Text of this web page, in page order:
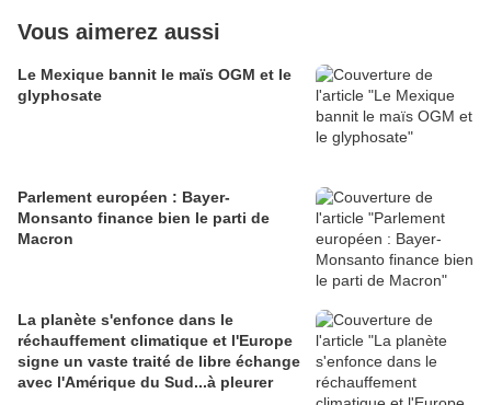
Vous aimerez aussi
Le Mexique bannit le maïs OGM et le
glyphosate
Parlement européen : Bayer-
Monsanto finance bien le parti de
Macron
La planète s'enfonce dans le
réchauffement climatique et l'Europe
signe un vaste traité de libre échange
avec l'Amérique du Sud...à pleurer